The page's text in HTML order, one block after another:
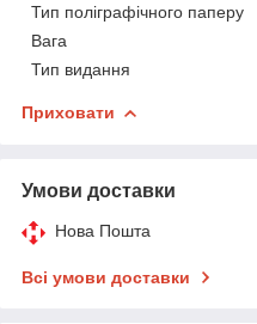
Тип поліграфічного паперу
Вага
Тип видання
Приховати
Умови доставки
Нова Пошта
Всі умови доставки